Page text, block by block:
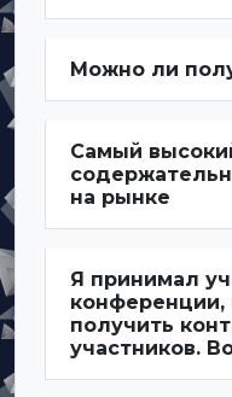
Можно ли
Самый
на рынке
Я принимал
конференции,
получить
участников.